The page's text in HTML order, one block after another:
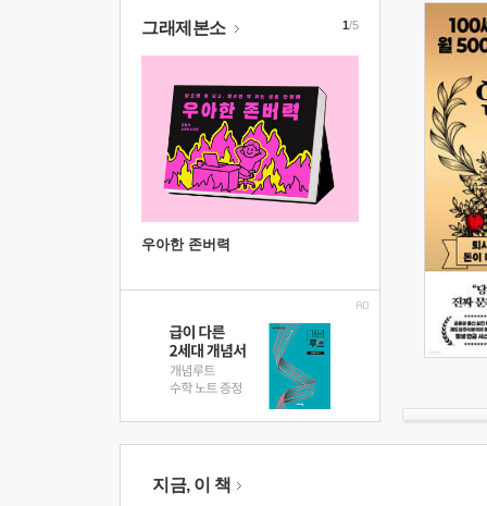
그래제본소
우아한 존버력
1/5
지금, 이 책